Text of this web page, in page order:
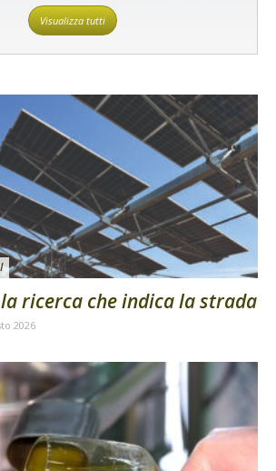
Visualizza tutti
ricerca che indica la strada
2026